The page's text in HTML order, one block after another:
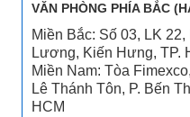
VĂN PHÒNG PHÍA BẮC
Miền Bắc: Số 03, LK 22,
Lương, Kiến Hưng, TP.
Miền Nam: Tòa
Lê Thánh Tôn, P. Bến
HCM